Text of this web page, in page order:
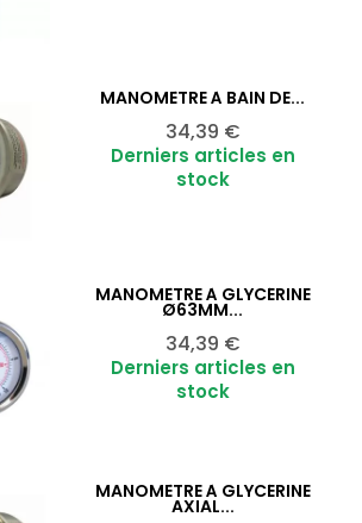
Ajouter au panier
MANOMÈTRE À BAIN DE...
Prix
34,39 €
Derniers articles en
stock
Ajouter au panier
MANOMÈTRE À GLYCÉRINE
Ø63MM...
Prix
34,39 €
Derniers articles en
stock
Ajouter au panier
MANOMÈTRE À GLYCÉRINE
AXIAL...